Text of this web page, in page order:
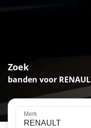
Zoek
banden voor
Merk
RENAULT